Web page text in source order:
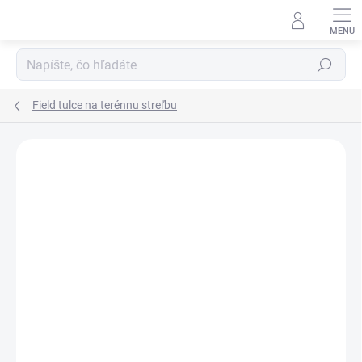
Hľadať
Field tulce na terénnu streľbu